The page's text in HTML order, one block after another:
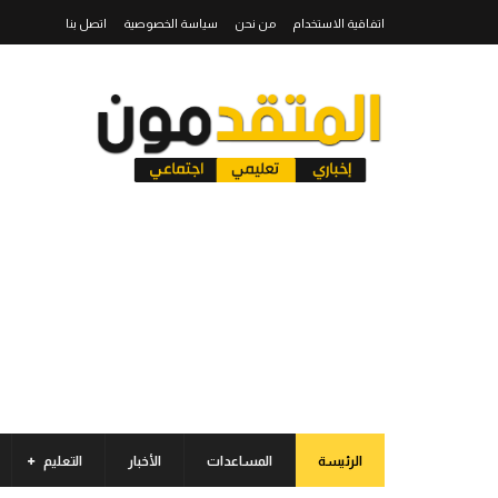
اتفاقية الاستخدام من نحن سياسة الخصوصية اتصل بنا
الرئيسة المساعدات الأخبار التعليم